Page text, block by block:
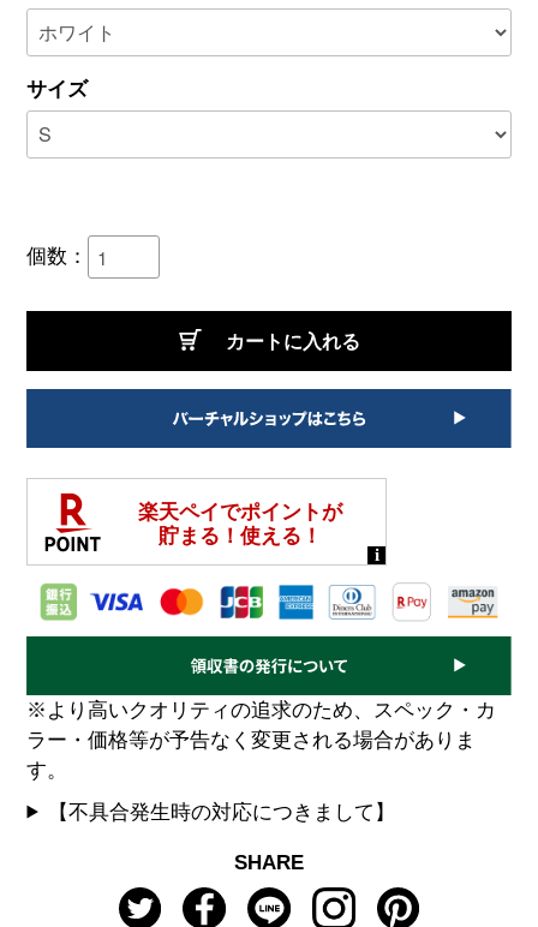
サイズ
個数：
カートに入れる
※より高いクオリティの追求のため、スペック・カ
ラー・価格等が予告なく変更される場合がありま
す。
【不具合発生時の対応につきまして】
SHARE